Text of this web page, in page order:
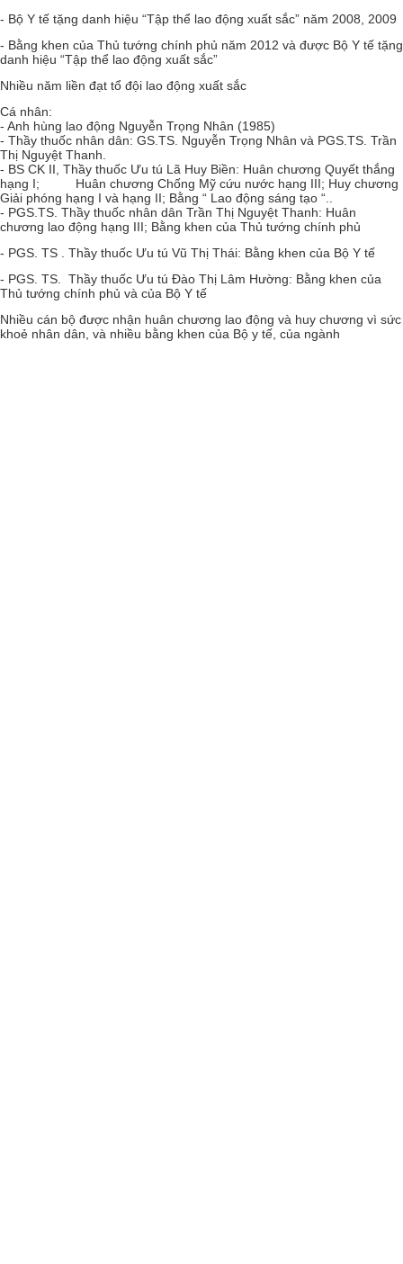
- Bộ Y tế tặng danh hiệu “Tập thể lao động xuất sắc” năm 2008, 2009
- Bằng khen của Thủ tướng chính phủ năm 2012 và được Bộ Y tế tặng
danh hiệu “Tập thể lao động xuất sắc”
Nhiều năm liền đạt tổ đội lao động xuất sắc
Cá nhân:
- Anh hùng lao động Nguyễn Trọng Nhân (1985)
- Thầy thuốc nhân dân: GS.TS. Nguyễn Trọng Nhân và PGS.TS. Trần
Thị Nguyệt Thanh.
- BS CK II, Thầy thuốc Ưu tú Lã Huy Biền: Huân chương Quyết thắng
hạng I; Huân chương Chống Mỹ cứu nước hạng III; Huy chương
Giải phóng hạng I và hạng II; Bằng “ Lao động sáng tạo “..
- PGS.TS. Thầy thuốc nhân dân Trần Thị Nguyệt Thanh: Huân
chương lao động hạng III; Bằng khen của Thủ tướng chính phủ
- PGS. TS . Thầy thuốc Ưu tú Vũ Thị Thái: Bằng khen của Bộ Y tế
- PGS. TS. Thầy thuốc Ưu tú Đào Thị Lâm Hường: Bằng khen của
Thủ tướng chính phủ và của Bộ Y tế
Nhiều cán bộ được nhận huân chương lao động và huy chương vì sức
khoẻ nhân dân, và nhiều bằng khen của Bộ y tế, của ngành